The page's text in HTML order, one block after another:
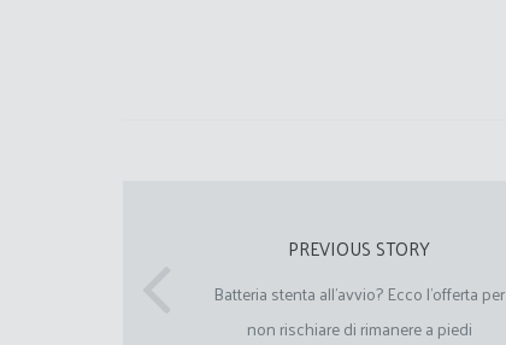
PREVIOUS STORY
Batteria stenta all’avvio? Ecco l’offerta per
non rischiare di rimanere a piedi